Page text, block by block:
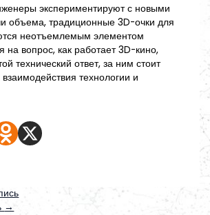
экспериментируют с новыми
объема, традиционные 3D-очки для
неотъемлемым элементом
на вопрос, как работает 3D-кино,
технический ответ, за ним стоит
технологии и
→